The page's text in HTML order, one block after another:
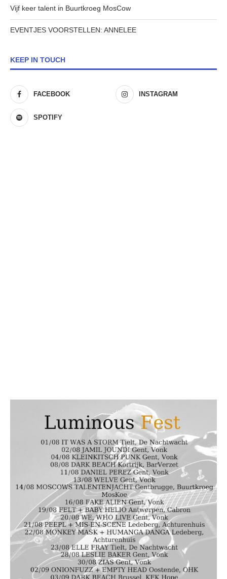
Vijf keer talent in Buurtkroeg MosCow
EVENTJES VOORSTELLEN: ANNELEE
KEEP IN TOUCH
FACEBOOK INSTAGRAM
SPOTIFY